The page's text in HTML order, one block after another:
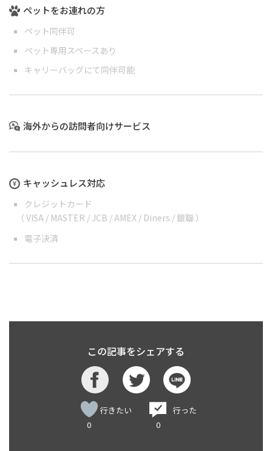
ペットをお連れの方
ペット同伴可
ペット専用スペースあり
キャリーバッグにて同伴可能
海外からの訪問者向けサービス
キャッシュレス対応
クレジットカード
（ VISA / MASTER / JCB / AMEX / Diners / 銀聯 ）
電子決済
この記事をシェアする
0
行きたい
行った
0